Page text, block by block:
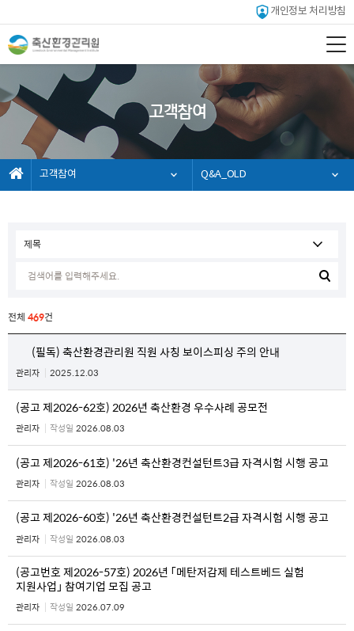
개인정보 처리방침
고객참여
고객참여 Q&A_OLD
전체 469건
(필독) 축산환경관리원 직원 사칭 보이스피싱 주의 안내
관리자 2025.12.03
(공고 제2026-62호) 2026년 축산환경 우수사례 공모전
관리자 작성일 2026.08.03
(공고 제2026-61호) '26년 축산환경컨설턴트3급 자격시험 시행 공고
관리자 작성일 2026.08.03
(공고 제2026-60호) '26년 축산환경컨설턴트2급 자격시험 시행 공고
관리자 작성일 2026.08.03
(공고번호 제2026-57호) 2026년 「메탄저감제 테스트베드 실험
지원사업」 참여기업 모집 공고
관리자 작성일 2026.07.09